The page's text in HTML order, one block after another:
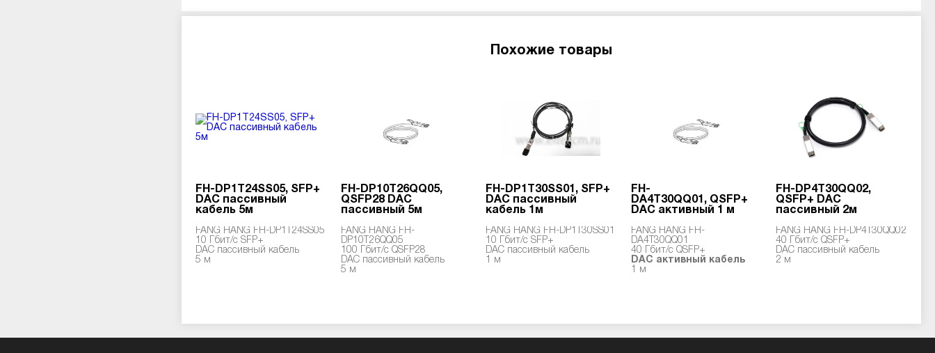
Похожие товары
FH-DP1T24SS05, SFP+
DAC пассивный
кабель 5м
FANG HANG FH-DP1T24SS05
10 Гбит/с SFP+
DAC пассивный кабель
5 м
FH-DP10T26QQ05,
QSFP28 DAC
пассивный 5м
FANG HANG FH-
DP10T26QQ05
100 Гбит/с QSFP28
DAC пассивный кабель
5 м
FH-DP1T30SS01, SFP+
DAC пассивный
кабель 1м
FANG HANG FH-DP1T30SS01
10 Гбит/с SFP+
DAC пассивный кабель
1 м
FH-
DA4T30QQ01, QSFP+
DAC активный 1 м
FANG HANG FH-
DA4T30QQ01
40 Гбит/с QSFP+
DAC активный кабель
1 м
FH-DP4T30QQ02,
QSFP+ DAC
пассивный 2м
FANG HANG FH-DP4T30QQ02
40 Гбит/с QSFP+
DAC пассивный кабель
2 м